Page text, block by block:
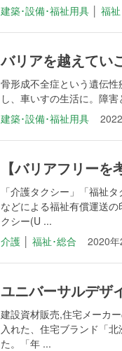
建築･設備･福祉用具
福
バリアを越えてい
骨形成不全症という遺伝
し、車いすの生活に。障
建築･設備･福祉用具
【バリアフリー
「介護タクシー」「福祉
などによる福祉有償運送
クシー(U ...
介護
福祉･総合 2020
ユニバーサルデザ
建設資材販売,住宅メーカ
入れた、住宅ブランド「
た。「年 ...